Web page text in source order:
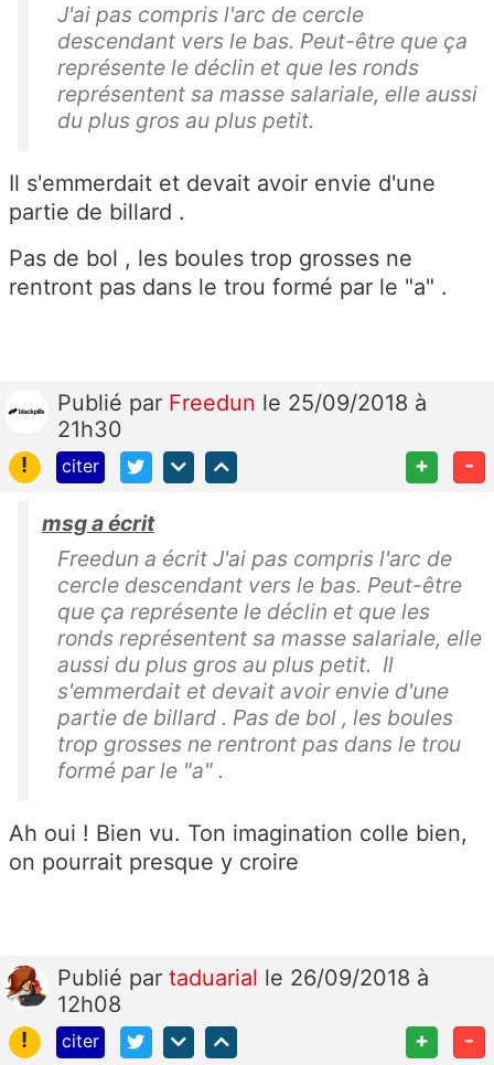
J'ai pas compris l'arc de cercle
descendant vers le bas. Peut-être que ça
représente le déclin et que les ronds
représentent sa masse salariale, elle aussi
du plus gros au plus petit.
Il s'emmerdait et devait avoir envie d'une
partie de billard .
Pas de bol , les boules trop grosses ne
rentront pas dans le trou formé par le "a" .
Publié par Freedun le 25/09/2018 à
21h30
!
citer + -
msg a écrit
Freedun a écrit J'ai pas compris l'arc de
cercle descendant vers le bas. Peut-être
que ça représente le déclin et que les
ronds représentent sa masse salariale, elle
aussi du plus gros au plus petit. Il
s'emmerdait et devait avoir envie d'une
partie de billard . Pas de bol , les boules
trop grosses ne rentront pas dans le trou
formé par le "a" .
Ah oui ! Bien vu. Ton imagination colle bien,
on pourrait presque y croire
Publié par taduarial le 26/09/2018 à
12h08
!
citer + -